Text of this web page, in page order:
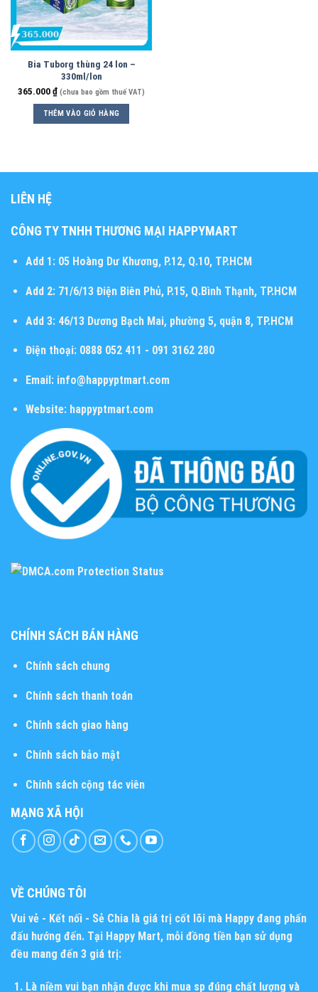
Bia Tuborg thùng 24 lon –
330ml/lon
365.000₫ (chưa bao gồm thuế VAT)
THÊM VÀO GIỎ HÀNG
LIÊN HỆ
CÔNG TY TNHH THƯƠNG MẠI HAPPYMART
Add 1:05 Hoàng Dư Khương, P.12, Q.10, TP.HCM
Add 2:71/6/13 Điện Biên Phủ, P.15, Q.Bình Thạnh, TP.HCM
Add 3:46/13 Dương Bạch Mai, phường 5, quận 8, TP.HCM
Điện thoại:0888 052 411 - 091 3162 280
Email:info@happyptmart.com
Website: happyptmart.com
CHÍNH SÁCH BÁN HÀNG
Chính sách chung
Chính sách thanh toán
Chính sách giao hàng
Chính sách bảo mật
Chính sách cộng tác viên
MẠNG XÃ HỘI
VỀ CHÚNG TÔI
Vui vẻ - Kết nối - Sẻ Chia là giá trị cốt lõi mà Happy đang phấn
đấu hướng đến. Tại Happy Mart, mỗi đồng tiền bạn sử dụng
đều mang đến 3 giá trị:
Là niềm vui bạn nhận được khi mua sp đúng chất lượng và